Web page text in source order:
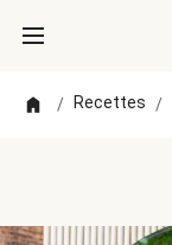
/ Recettes /